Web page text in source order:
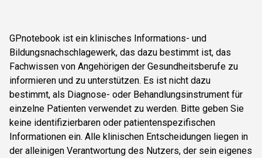
GPnotebook ist ein klinisches Informations- und
Bildungsnachschlagewerk, das dazu bestimmt ist, das
Fachwissen von Angehörigen der Gesundheitsberufe zu
informieren und zu unterstützen. Es ist nicht dazu
bestimmt, als Diagnose- oder Behandlungsinstrument für
einzelne Patienten verwendet zu werden. Bitte geben Sie
keine identifizierbaren oder patientenspezifischen
Informationen ein. Alle klinischen Entscheidungen liegen in
der alleinigen Verantwortung des Nutzers, der sein eigenes